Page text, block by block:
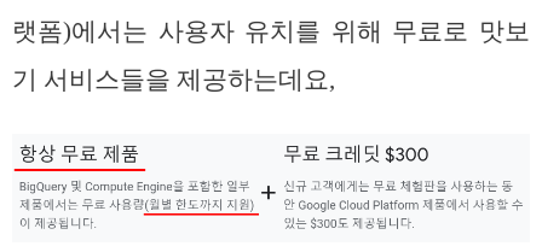
랫폼)에서는 사용자 유치를 위해 무료로 맛보
기 서비스들을 제공하는데요,